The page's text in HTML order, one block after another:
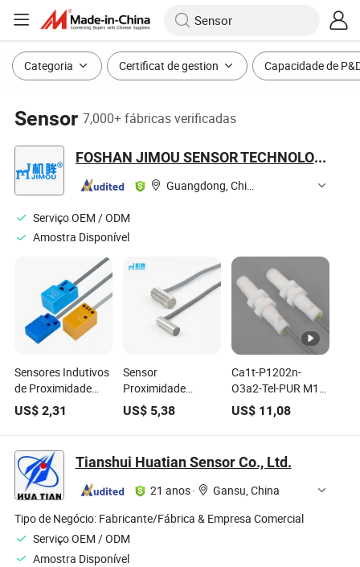
Categoria Certificat de gestion Capacidade de
Sensor 7,000+ fábricas verificadas
FOSHAN JIMOU SENSOR TECHNOLOGY CO., LTD.
Guangdong, China
Serviço OEM / ODM
Amostra Disponível
Sensores Indutivos
de Proximidade
NPN Sem Nc Q18
Sensores Indutivos
Quadrados
Interruptor de
Proximidade
US$2,31
Sensor
Proximidade
Eletrônico Indutivo
Mini Industrial para
Porta de
Estacionamento e
Detector de Metal
US$ 5,38
Ca1t-P1202n-
O3a2-Tel-PUR M12
Sensor de
Proximidade
Capacitivo IP67 1-
Ajustabilidade
DC10 30V
Interruptor de
Proximidade
US$ 11,08
Tianshui Huatian Sensor Co., Ltd.
21 anos·
Gansu, China
Tipo de Negócio: Fabricante/Fábrica & Empresa Comercial
Serviço OEM / ODM
Amostra Disponível